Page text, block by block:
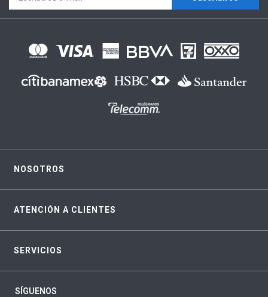
NOSOTROS
ATENCIÓN A CLIENTES
SERVICIOS
SÍGUENOS